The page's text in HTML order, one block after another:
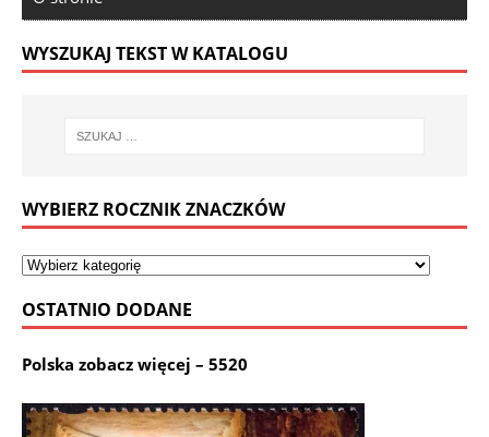
WYSZUKAJ TEKST W KATALOGU
WYBIERZ ROCZNIK ZNACZKÓW
OSTATNIO DODANE
Polska zobacz więcej – 5520